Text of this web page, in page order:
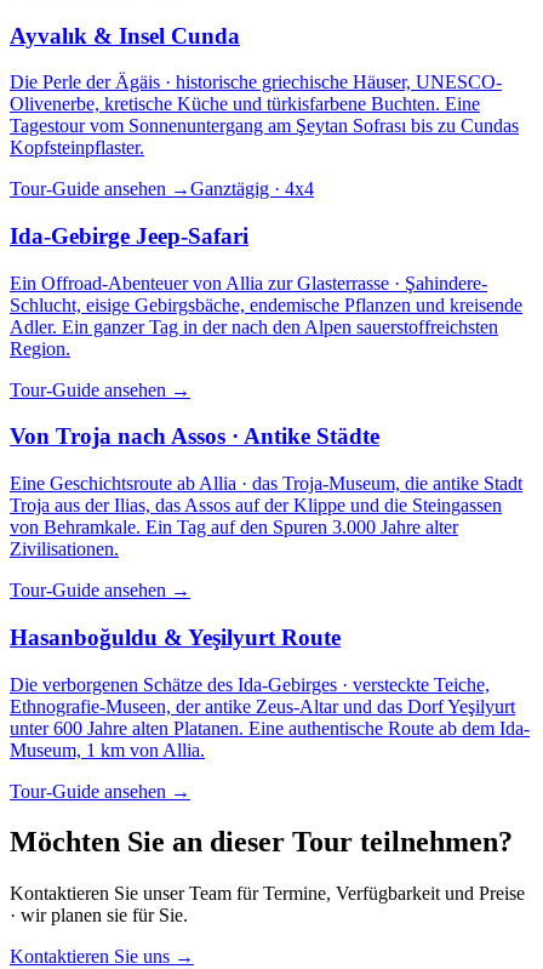
Ayvalık & Insel Cunda
Die Perle der Ägäis · historische griechische Häuser, UNESCO-
Olivenerbe, kretische Küche und türkisfarbene Buchten. Eine
Tagestour vom Sonnenuntergang am Şeytan Sofrası bis zu Cundas
Kopfsteinpflaster.
Tour-Guide ansehen →Ganztägig · 4x4
Ida-Gebirge Jeep-Safari
Ein Offroad-Abenteuer von Allia zur Glasterrasse · Şahindere-
Schlucht, eisige Gebirgsbäche, endemische Pflanzen und kreisende
Adler. Ein ganzer Tag in der nach den Alpen sauerstoffreichsten
Region.
Tour-Guide ansehen →
Von Troja nach Assos · Antike Städte
Eine Geschichtsroute ab Allia · das Troja-Museum, die antike Stadt
Troja aus der Ilias, das Assos auf der Klippe und die Steingassen
von Behramkale. Ein Tag auf den Spuren 3.000 Jahre alter
Zivilisationen.
Tour-Guide ansehen →
Hasanboğuldu & Yeşilyurt Route
Die verborgenen Schätze des Ida-Gebirges · versteckte Teiche,
Ethnografie-Museen, der antike Zeus-Altar und das Dorf Yeşilyurt
unter 600 Jahre alten Platanen. Eine authentische Route ab dem Ida-
Museum, 1 km von Allia.
Tour-Guide ansehen →
Möchten Sie an dieser Tour teilnehmen?
Kontaktieren Sie unser Team für Termine, Verfügbarkeit und Preise
· wir planen sie für Sie.
Kontaktieren Sie uns →